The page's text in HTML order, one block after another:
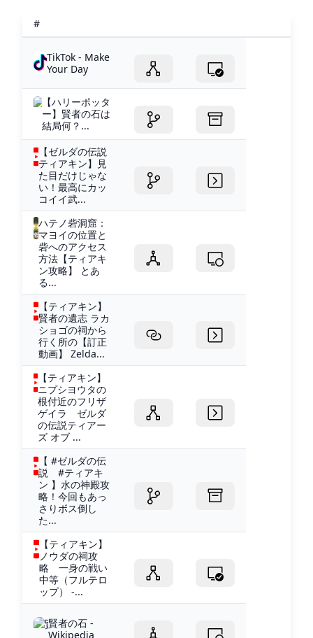
#
TikTok - Make
Your Day
【ハリーポッタ
ー】賢者の石は
結局何？...
【ゼルダの伝説
ティアキン】見
た目だけじゃな
い！最高にカッ
コイイ武...
ハテノ砦洞窟：
マヨイの位置と
砦へのアクセス
方法【ティアキ
ン攻略】 とあ
る...
【ティアキン】
賢者の遺志 ラカ
ショゴの祠から
行く所の【訂正
動画】 Zelda...
【ティアキン】
ニプシヨウタの
根付近のフリザ
ゲイラ ゼルダ
の伝説ティアー
ズ オブ ...
【 #ゼルダの伝
説 #ティアキ
ン 】水の神殿攻
略！今回もあっ
さりボス倒し
た...
【ティアキン】
ノウダの祠攻
略 一身の戦い
中等（フルテロ
ップ） -...
賢者の石 -
Wikipedia